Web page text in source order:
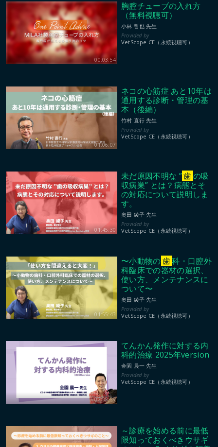
00:03:54
胸腔チューブの入れ方
（無料視聴可）
小林 哲也 先生
VetScope CE（永続視聴可）
01:06:07
ネコの心筋症 あと10年は
通用する診断・管理の基
本（後編）
竹村 直行 先生
VetScope CE（永続視聴可）
01:45:30
未だ原因不明な ”歯の吸
収病巣” とは？病態とそ
の対応について説明しま
す。
奥田 綾子 先生
VetScope CE（永続視聴可）
01:55:43
〜小動物の歯科・口腔外
科臨床での器材の選択、
使い方、メンテナンスに
ついて〜
奥田 綾子 先生
VetScope CE（永続視聴可）
02:38:39
てんかん発作に対する内
科的治療 2025年version
金園 晨一 先生
VetScope CE（永続視聴可）
～診療を始める前に最低
限知っておくべきウサギ